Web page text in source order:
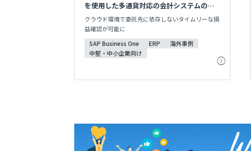
を使用した多通貨対応の会計システムの開
発・導入
クラウド環境で委託先に依存しないタイムリーな損
益確認が可能に
SAP Business One
ERP
海外事例
中堅・中小企業向け